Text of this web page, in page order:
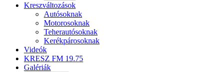
Kreszváltozások
Autósoknak
Motorosoknak
Teherautósoknak
Kerékpárosoknak
Videók
KRESZ FM 19.75
Galériák